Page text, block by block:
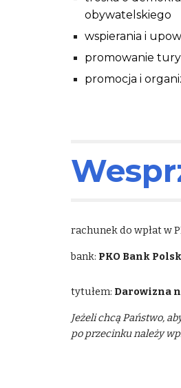
obywatelskiego
wspierania i
promowanie
promocja i
rachunek do wpłat w
bank: PKO Bank
tytułem: Darowizna
Jeżeli chcą Państwo,
po przecinku należy